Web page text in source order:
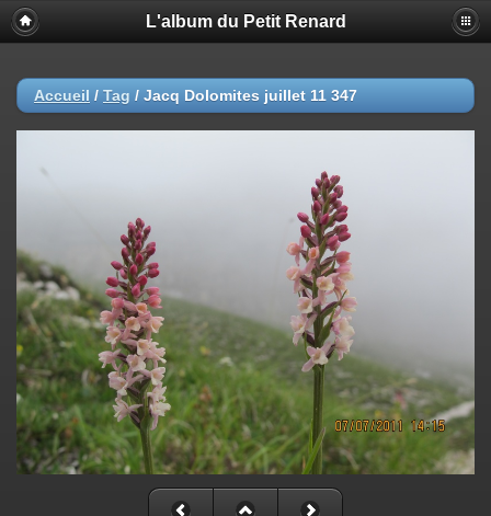
L'album du Petit Renard
Accueil / Tag / Jacq Dolomites juillet 11 347